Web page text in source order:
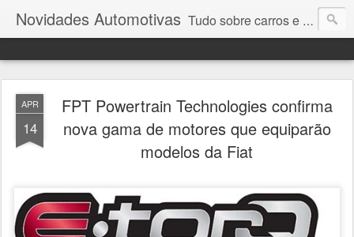
Novidades Automotivas Tudo sobre carros e motores
APR
14
FPT Powertrain Technologies confirma
nova gama de motores que equiparão
modelos da Fiat